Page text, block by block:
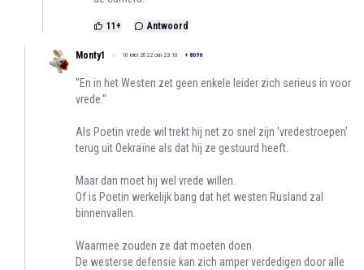
11 + Antwoord
Monty1 10 mei 2022 om 23:10 + 8096
''En in het Westen zet geen enkele leider zich serieus in voor
vrede.''
Als Poetin vrede wil trekt hij net zo snel zijn 'vredestroepen'
terug uit Oekraïne als dat hij ze gestuurd heeft.
Maar dan moet hij wel vrede willen.
Of is Poetin werkelijk bang dat het westen Rusland zal
binnenvallen.
Waarmee zouden ze dat moeten doen.
De westerse defensie kan zich amper verdedigen door alle